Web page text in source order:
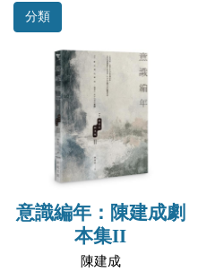
分類
意識編年：陳建成劇
本集II
陳建成